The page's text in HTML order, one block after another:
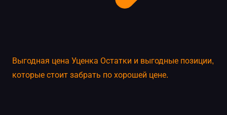
Выгодная цена Уценка Остатки и выгодные позиции,
которые стоит забрать по хорошей цене.